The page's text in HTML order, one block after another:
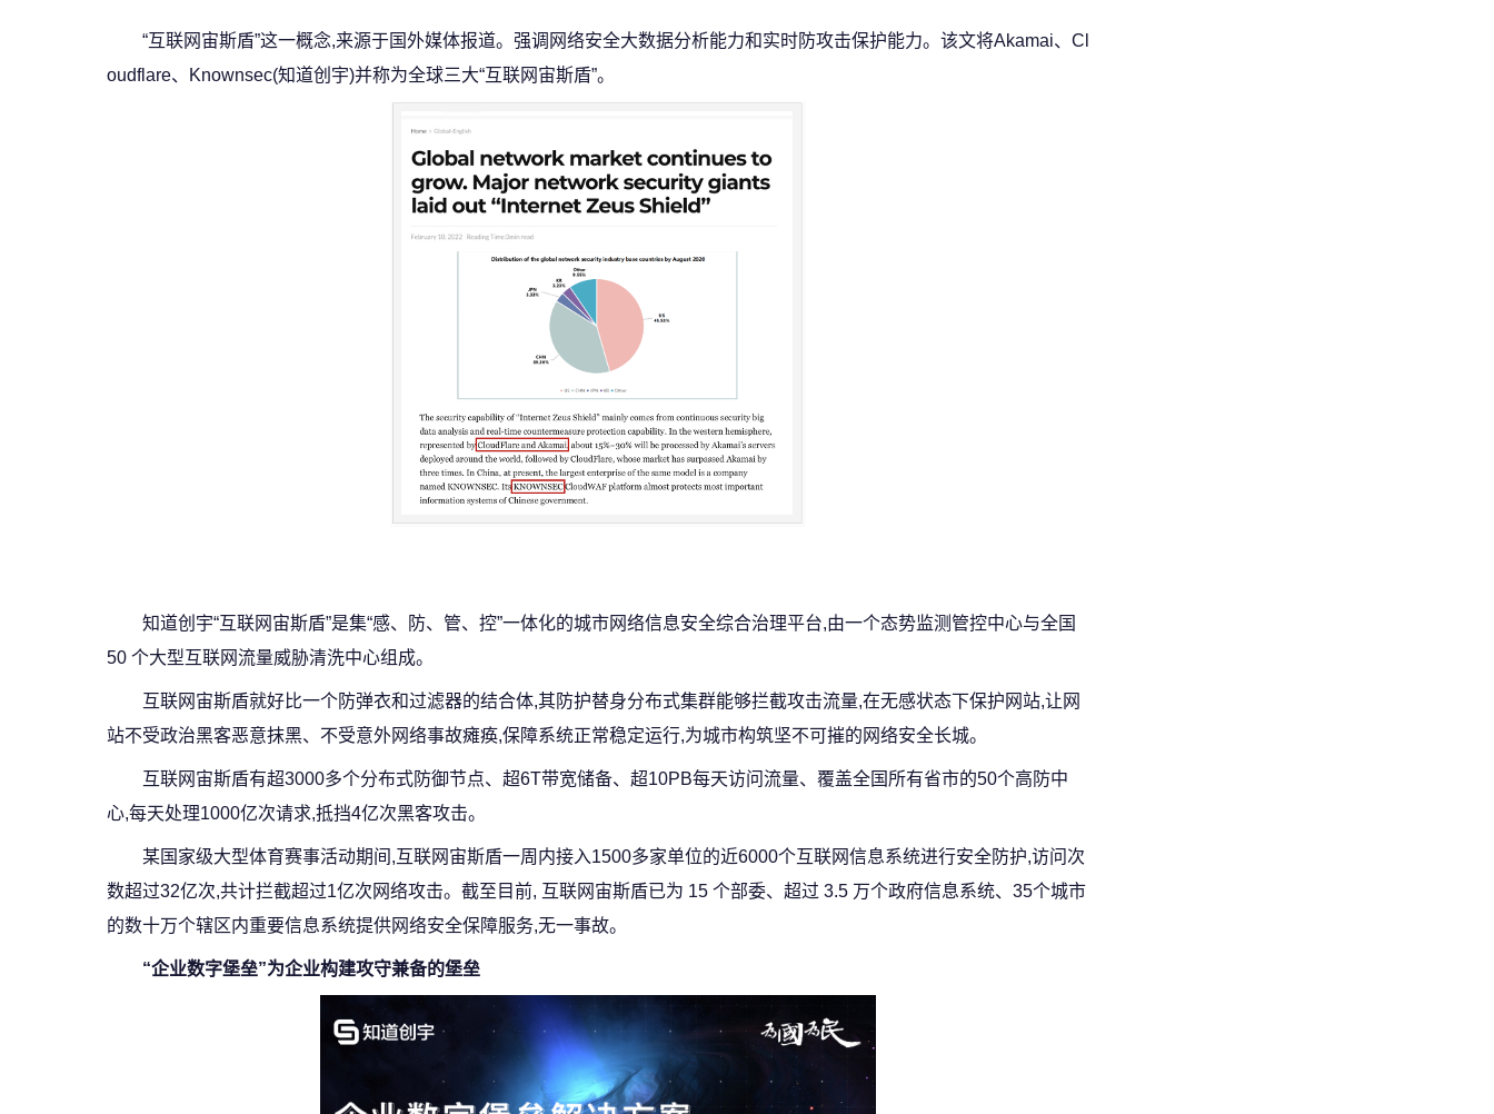
“互联网宙斯盾”这一概念,来源于国外媒体报道。强调网络安全大数据分析能力和实时防攻击保护能力。该文将Akamai、Cl
oudflare、Knownsec(知道创宇)并称为全球三大“互联网宙斯盾”。
知道创宇“互联网宙斯盾”是集“感、防、管、控”一体化的城市网络信息安全综合治理平台,由一个态势监测管控中心与全国
50 个大型互联网流量威胁清洗中心组成。
互联网宙斯盾就好比一个防弹衣和过滤器的结合体,其防护替身分布式集群能够拦截攻击流量,在无感状态下保护网站,让网
站不受政治黑客恶意抹黑、不受意外网络事故瘫痪,保障系统正常稳定运行,为城市构筑坚不可摧的网络安全长城。
互联网宙斯盾有超3000多个分布式防御节点、超6T带宽储备、超10PB每天访问流量、覆盖全国所有省市的50个高防中
心,每天处理1000亿次请求,抵挡4亿次黑客攻击。
某国家级大型体育赛事活动期间,互联网宙斯盾一周内接入1500多家单位的近6000个互联网信息系统进行安全防护,访问次
数超过32亿次,共计拦截超过1亿次网络攻击。截至目前, 互联网宙斯盾已为 15 个部委、超过 3.5 万个政府信息系统、35个城市
的数十万个辖区内重要信息系统提供网络安全保障服务,无一事故。
“企业数字堡垒”为企业构建攻守兼备的堡垒